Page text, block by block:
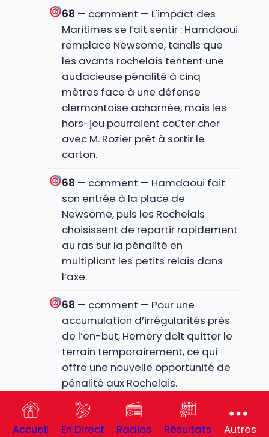
68 — comment — L'impact des
Maritimes se fait sentir : Hamdaoui
remplace Newsome, tandis que
les avants rochelais tentent une
audacieuse pénalité à cinq
mètres face à une défense
clermontoise acharnée, mais les
hors-jeu pourraient coûter cher
avec M. Rozier prêt à sortir le
carton.
68 — comment — Hamdaoui fait
son entrée à la place de
Newsome, puis les Rochelais
choisissent de repartir rapidement
au ras sur la pénalité en
multipliant les petits relais dans
l’axe.
68 — comment — Pour une
accumulation d’irrégularités près
de l’en-but, Hemery doit quitter le
terrain temporairement, ce qui
offre une nouvelle opportunité de
pénalité aux Rochelais.
— Carton : Hemery
Accueil En Direct Radios Résultats Autres